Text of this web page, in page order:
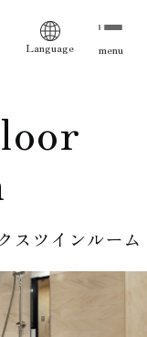
Language menu
スツインルーム